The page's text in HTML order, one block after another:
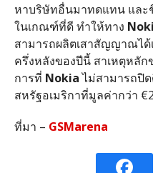
หาบริษัทอื่นมาทดแทน และ
ในเกณฑ์ที่ดี ทำให้ทาง
สามารถผลิตเสาสัญญาณได้
ครึ่งหลังของปีนี้ สาเหตุหลั
การที่ Nokiaไม่สามารถปิ
สหรัฐอเมริกาที่มูลค่ากว่า
ที่มา – GSMarena